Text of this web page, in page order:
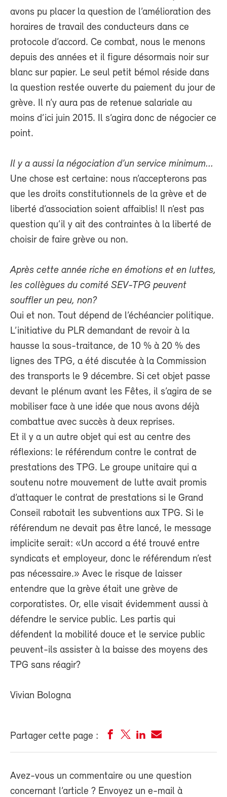
avons pu placer la question de l’amélioration des
horaires de travail des conducteurs dans ce
protocole d’accord. Ce combat, nous le menons
depuis des années et il figure désormais noir sur
blanc sur papier. Le seul petit bémol réside dans
la question restée ouverte du paiement du jour de
grève. Il n’y aura pas de retenue salariale au
moins d’ici juin 2015. Il s’agira donc de négocier ce
point.
Il y a aussi la négociation d’un service minimum...
Une chose est certaine: nous n’accepterons pas
que les droits constitutionnels de la grève et de
liberté d’association soient affaiblis! Il n’est pas
question qu’il y ait des contraintes à la liberté de
choisir de faire grève ou non.
Après cette année riche en émotions et en luttes,
les collègues du comité SEV-TPG peuvent
souffler un peu, non?
Oui et non. Tout dépend de l’échéancier politique.
L’initiative du PLR demandant de revoir à la
hausse la sous-traitance, de 10 % à 20 % des
lignes des TPG, a été discutée à la Commission
des transports le 9 décembre. Si cet objet passe
devant le plénum avant les Fêtes, il s’agira de se
mobiliser face à une idée que nous avons déjà
combattue avec succès à deux reprises.
Et il y a un autre objet qui est au centre des
réflexions: le référendum contre le contrat de
prestations des TPG. Le groupe unitaire qui a
soutenu notre mouvement de lutte avait promis
d’attaquer le contrat de prestations si le Grand
Conseil rabotait les subventions aux TPG. Si le
référendum ne devait pas être lancé, le message
implicite serait: «Un accord a été trouvé entre
syndicats et employeur, donc le référendum n’est
pas nécessaire.» Avec le risque de laisser
entendre que la grève était une grève de
corporatistes. Or, elle visait évidemment aussi à
défendre le service public. Les partis qui
défendent la mobilité douce et le service public
peuvent-ils assister à la baisse des moyens des
TPG sans réagir?
Vivian Bologna
Partager cette page :
Avez-vous un commentaire ou une question
concernant l’article ? Envoyez un e-mail à